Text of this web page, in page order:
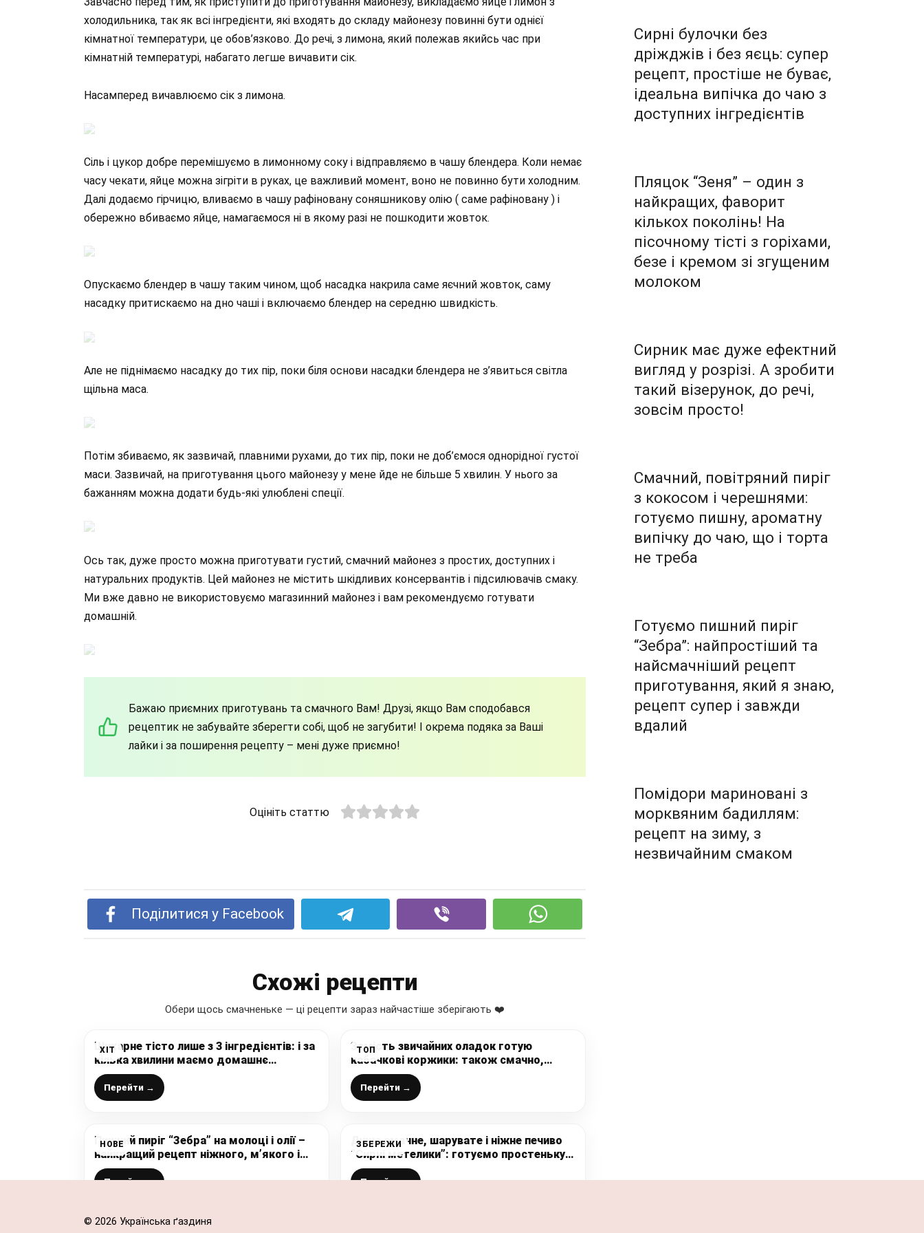
холодильника, так як всі інгредієнти, які входять до складу майонезу повинні бути однієї
кімнатної температури, це обов’язково. До речі, з лимона, який полежав якийсь час при
кімнатній температурі, набагато легше вичавити сік.
Насамперед вичавлюємо сік з лимона.
Сіль і цукор добре перемішуємо в лимонному соку і відправляємо в чашу блендера. Коли немає
часу чекати, яйце можна зігріти в руках, це важливий момент, воно не повинно бути холодним.
Далі додаємо гірчицю, вливаємо в чашу рафіновану соняшникову олію ( саме рафіновану ) і
обережно вбиваємо яйце, намагаємося ні в якому разі не пошкодити жовток.
Опускаємо блендер в чашу таким чином, щоб насадка накрила саме яєчний жовток, саму
насадку притискаємо на дно чаші і включаємо блендер на середню швидкість.
Але не піднімаємо насадку до тих пір, поки біля основи насадки блендера не з’явиться світла
щільна маса.
Потім збиваємо, як зазвичай, плавними рухами, до тих пір, поки не доб’ємося однорідної густої
маси. Зазвичай, на приготування цього майонезу у мене йде не більше 5 хвилин. У нього за
бажанням можна додати будь-які улюблені спеції.
Ось так, дуже просто можна приготувати густий, смачний майонез з простих, доступних і
натуральних продуктів. Цей майонез не містить шкідливих консервантів і підсилювачів смаку.
Ми вже давно не використовуємо магазинний майонез і вам рекомендуємо готувати
домашній.
Бажаю приємних приготувань та смачного Вам! Друзі, якщо Вам сподобався
рецептик не забувайте зберегти собі, щоб не загубити! І окрема подяка за Ваші
лайки і за поширення рецепту – мені дуже приємно!
Оцініть статтю
Поділитися у Facebook
Схожі рецепти
Обери щось смачненьке — ці рецепти зараз найчастіше зберігають ❤️
ХІТ
Шикарне тісто лише з 3 інгредієнтів: і за
кілька хвилини маємо домашнє
листкове тісто
Перейти →
ТОП
Замість звичайних оладок готую
кабачкові коржики: також смачно,
тільки простіше
Перейти →
НОВЕ
Пишний пиріг “Зебра” на молоці і олії –
найкращий рецепт ніжного, м’якого і
дуже смачного пирога до чаю
Перейти →
ЗБЕРЕЖИ
Дуже смачне, шарувате і ніжне печиво
“Сирні метелики”: готуємо простеньку і
швидку випічку до чаю, яка
сподобається всім
Перейти →
Сирні булочки без
дріжджів і без яєць: супер
рецепт, простіше не буває,
ідеальна випічка до чаю з
доступних інгредієнтів
Пляцок “Зеня” – один з
найкращих, фаворит
кількох поколінь! На
пісочному тісті з горіхами,
безе і кремом зі згущеним
молоком
Сирник має дуже ефектний
вигляд у розрізі. А зробити
такий візерунок, до речі,
зовсім просто!
Смачний, повітряний пиріг
з кокосом і черешнями:
готуємо пишну, ароматну
випічку до чаю, що і торта
не треба
Готуємо пишний пиріг
“Зебра”: найпростіший та
найсмачніший рецепт
приготування, який я знаю,
рецепт супер і завжди
вдалий
Помідори мариновані з
морквяним бадиллям:
рецепт на зиму, з
незвичайним смаком
© 2026 Українська ґаздиня